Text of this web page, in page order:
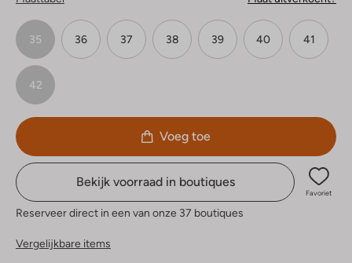
35 36 37 38 39 40 41
42
Voeg toe
Bekijk voorraad in boutiques
Favoriet
Reserveer direct in een van onze 37 boutiques
Vergelijkbare items